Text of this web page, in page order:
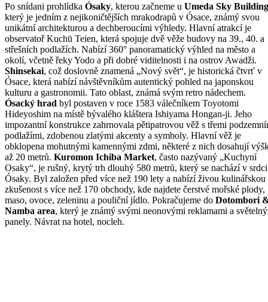
Po snídani prohlídka Ósaky, kterou začneme u Umeda Sky Building
který je jedním z nejikoničtějších mrakodrapů v Ósace, známý svou
unikátní architekturou a dechberoucími výhledy. Hlavní atrakcí je
observatoř Kuchū Teien, která spojuje dvě věže budovy na 39., 40. a
střešních podlažích. Nabízí 360° panoramatický výhled na město a
okolí, včetně řeky Yodo a při dobré viditelnosti i na ostrov Awadži.
Shinsekai, což doslovně znamená „Nový svět“, je historická čtvrť v
Ósace, která nabízí návštěvníkům autentický pohled na japonskou
kulturu a gastronomii. Tato oblast, známá svým retro nádechem.
Ósacký hrad byl postaven v roce 1583 válečníkem Toyotomi
Hideyoshim na místě bývalého kláštera Ishiyama Hongan-ji. Jeho
impozantní konstrukce zahrnovala pětipatrovou věž s třemi
podlažími, zdobenou zlatými akcenty a symboly. Hlavní věž je
obklopena mohutnými kamennými zdmi, některé z nich dosahují
až 20 metrů. Kuromon Ichiba Market, často nazývaný „Kuchyní
Osaky“, je rušný, krytý trh dlouhý 580 metrů, který se nachází v srdci
Ósaky. Byl založen před více než 190 lety a nabízí živou kulinářskou
zkušenost s více než 170 obchody, kde najdete čerstvé mořské plody,
maso, ovoce, zeleninu a pouliční jídlo. Pokračujeme do Dotombori
Namba area, který je známý svými neonovými reklamami a
panely. Návrat na hotel, nocleh.